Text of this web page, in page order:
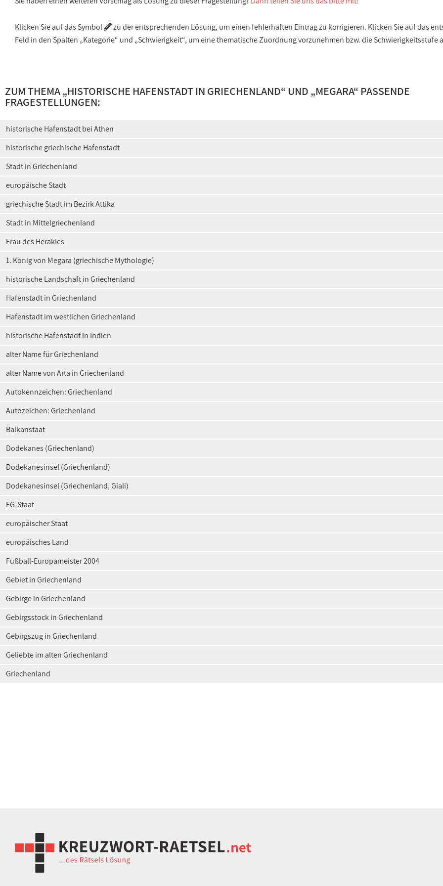
Klicken Sie auf das Symbol
zu der entsprechenden Lösung, um einen fehlerhaften Eintrag zu korrigieren. Klicken Sie auf das
Feld in den Spalten „Kategorie“ und „Schwierigkeit“, um eine thematische Zuordnung vorzunehmen bzw. die Schwierigkeitsstufe
ZUM THEMA „HISTORISCHE HAFENSTADT IN GRIECHENLAND“ UND „MEGARA“ PASSENDE
FRAGESTELLUNGEN:
historische Hafenstadt bei Athen
historische griechische Hafenstadt
Stadt in Griechenland
europäische Stadt
griechische Stadt im Bezirk Attika
Stadt in Mittelgriechenland
Frau des Herakles
1. König von Megara (griechische Mythologie)
historische Landschaft in Griechenland
Hafenstadt in Griechenland
Hafenstadt im westlichen Griechenland
historische Hafenstadt in Indien
alter Name für Griechenland
alter Name von Arta in Griechenland
Autokennzeichen: Griechenland
Autozeichen: Griechenland
Balkanstaat
Dodekanes (Griechenland)
Dodekanesinsel (Griechenland)
Dodekanesinsel (Griechenland, Giali)
EG-Staat
europäischer Staat
europäisches Land
Fußball-Europameister 2004
Gebiet in Griechenland
Gebirge in Griechenland
Gebirgsstock in Griechenland
Gebirgszug in Griechenland
Geliebte im alten Griechenland
Griechenland